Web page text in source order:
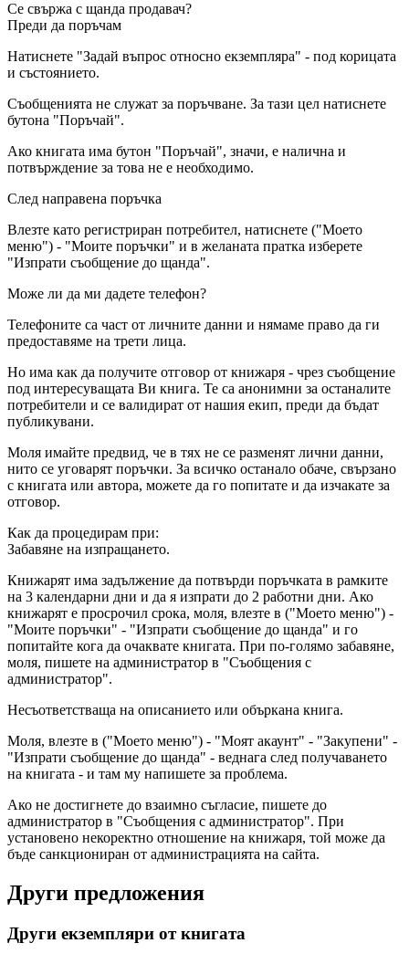
Се свържа с щанда продавач?
Преди да поръчам
Натиснете "Задай въпрос относно екземпляра" - под корицата
и състоянието.
Съобщенията не служат за поръчване. За тази цел натиснете
бутона "Поръчай".
Ако книгата има бутон "Поръчай", значи, е налична и
потвърждение за това не е необходимо.
След направена поръчка
Влезте като регистриран потребител, натиснете ("Моето
меню") - "Моите поръчки" и в желаната пратка изберете
"Изпрати съобщение до щанда".
Може ли да ми дадете телефон?
Телефоните са част от личните данни и нямаме право да ги
предоставяме на трети лица.
Но има как да получите отговор от книжаря - чрез съобщение
под интересуващата Ви книга. Те са анонимни за останалите
потребители и се валидират от нашия екип, преди да бъдат
публикувани.
Моля имайте предвид, че в тях не се разменят лични данни,
нито се уговарят поръчки. За всичко останало обаче, свързано
с книгата или автора, можете да го попитате и да изчакате за
отговор.
Как да процедирам при:
Забавяне на изпращането.
Книжарят има задължение да потвърди поръчката в рамките
на 3 календарни дни и да я изпрати до 2 работни дни. Ако
книжарят е просрочил срока, моля, влезте в ("Моето меню") -
"Моите поръчки" - "Изпрати съобщение до щанда" и го
попитайте кога да очаквате книгата. При по-голямо забавяне,
моля, пишете на администратор в "Съобщения с
администратор".
Несъответстваща на описанието или объркана книга.
Моля, влезте в ("Моето меню") - "Моят акаунт" - "Закупени" -
"Изпрати съобщение до щанда" - веднага след получаването
на книгата - и там му напишете за проблема.
Ако не достигнете до взаимно съгласие, пишете до
администратор в "Съобщения с администратор". При
установено некоректно отношение на книжаря, той може да
бъде санкциониран от администрацията на сайта.
Други предложения
Други екземпляри от книгата